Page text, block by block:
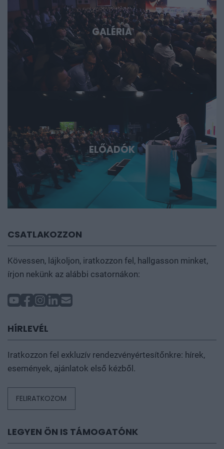
GALÉRIA
ELŐADÓK
CSATLAKOZZON
Kövessen, lájkoljon, iratkozzon fel, hallgasson minket,
írjon nekünk az alábbi csatornákon:
HÍRLEVÉL
Iratkozzon fel exkluzív rendezvényértesítőnkre: hírek,
események, ajánlatok első kézből.
FELIRATKOZOM
LEGYEN ÖN IS TÁMOGATÓNK